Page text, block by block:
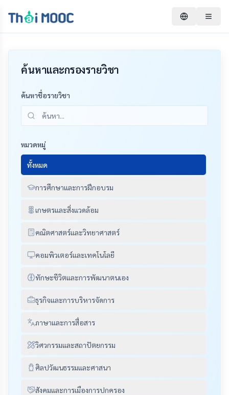
ค้นหาและกรองรายวิชา
ค้นหาชื่อรายวิชา
หมวดหมู่
ทั้งหมด
การศึกษาและการฝึกอบรม
เกษตรและสิ่งแวดล้อม
คณิตศาสตร์และวิทยาศาสตร์
คอมพิวเตอร์และเทคโนโลยี
ทักษะชีวิตและการพัฒนาตนเอง
ธุรกิจและการบริหารจัดการ
ภาษาและการสื่อสาร
วิศวกรรมและสถาปัตยกรรม
ศิลปวัฒนธรรมและศาสนา
สังคมและการเมืองการปกครอง